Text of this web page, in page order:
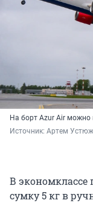
На борт Azur Air можно
Источник: Артем
В
сумку 5 кг в